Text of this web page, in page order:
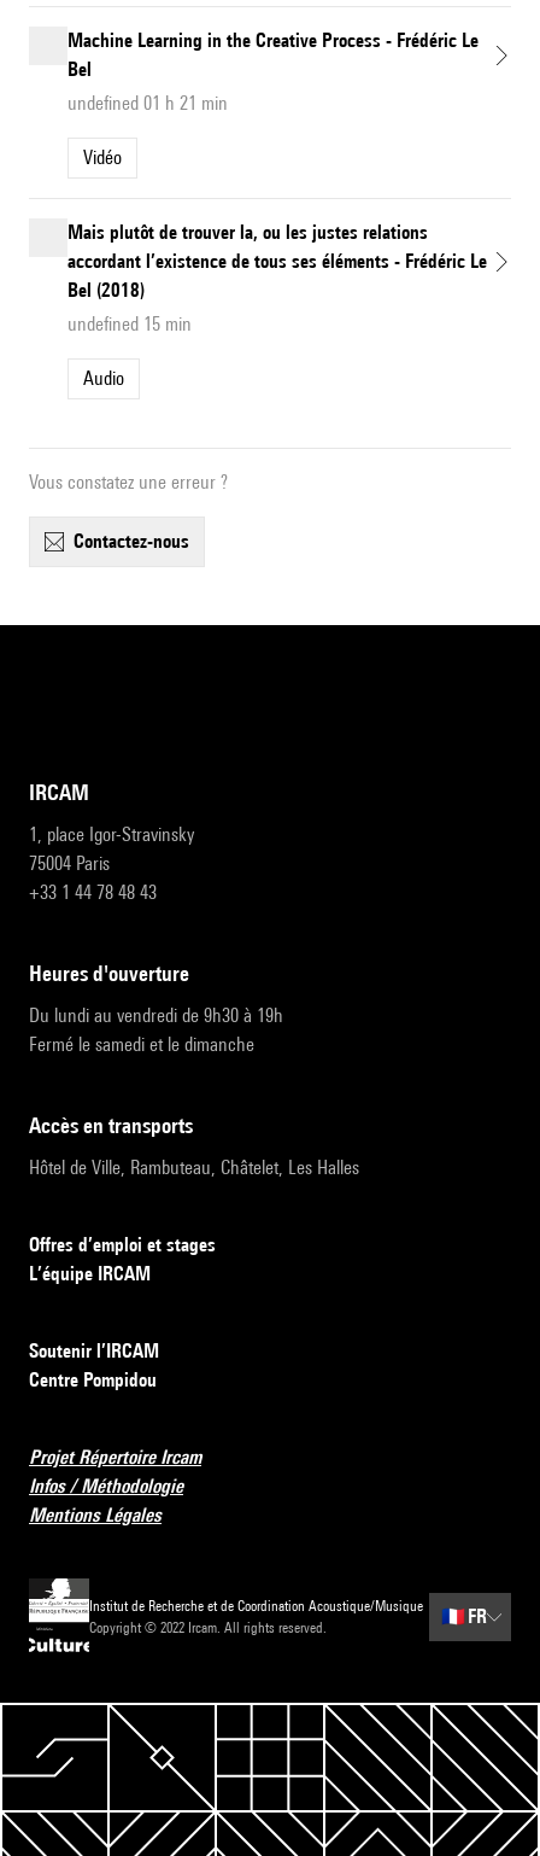
Machine Learning in the Creative Process - Frédéric Le
Bel
undefined 01 h 21 min
Vidéo
Mais plutôt de trouver la, ou les justes relations
accordant l’existence de tous ses éléments - Frédéric Le
Bel (2018)
undefined 15 min
Audio
Vous constatez une erreur ?
contactez-nous
IRCAM
1, place Igor-Stravinsky
75004 Paris
+33 1 44 78 48 43
heures d'ouverture
Du lundi au vendredi de 9h30 à 19h
Fermé le samedi et le dimanche
accès en transports
Hôtel de Ville, Rambuteau, Châtelet, Les Halles
Offres d’emploi et stages
L’équipe IRCAM
Soutenir l’IRCAM
Centre Pompidou
Projet Répertoire Ircam
Infos / Méthodologie
Mentions Légales
Institut de Recherche et de Coordination Acoustique/Musique
Copyright © 2022 Ircam. All rights reserved.
🇫🇷 FR